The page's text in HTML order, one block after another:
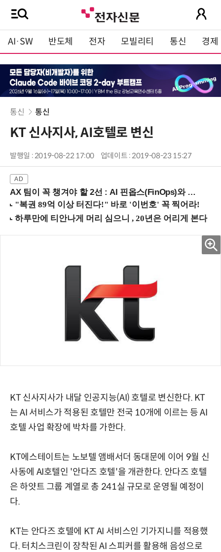
AI·SW 반도체 전자 모빌리티 통신 경제
통신 통신
KT 신사지사, AI호텔로 변신
발행일 : 2019-08-22 17:00 업데이트 : 2019-08-23 15:27
AX 팀이 꼭 챙겨야 할 2선 : AI 핀옵스(FinOps)와 토큰 거버넌스 (8/21 잠실역)
KT 신사지사가 내달 인공지능(AI) 호텔로 변신한다. KT
는 AI 서비스가 적용된 호텔만 전국 10개에 이르는 등 AI
호텔 사업 확장에 박차를 가한다.
KT에스테이트는 노보텔 앰배서더 동대문에 이어 9월 신
사동에 AI호텔인 '안다즈 호텔'을 개관한다. 안다즈 호텔
은 하얏트 그룹 계열로 총 241실 규모로 운영될 예정이
다.
KT는 안다즈 호텔에 KT AI 서비스인 기가지니를 적용했
다. 터치스크린이 장착된 AI 스피커를 활용해 음성으로